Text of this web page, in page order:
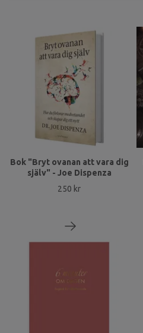
Bok "Bryt ovanan att vara dig
själv" - Joe Dispenza
250 kr